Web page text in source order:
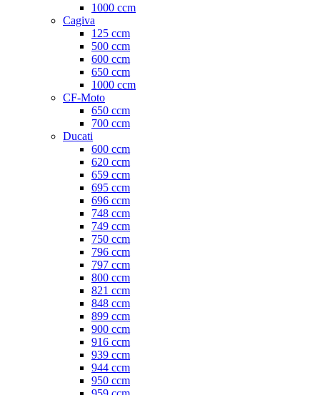
1000 ccm
Cagiva
125 ccm
500 ccm
600 ccm
650 ccm
1000 ccm
CF-Moto
650 ccm
700 ccm
Ducati
600 ccm
620 ccm
659 ccm
695 ccm
696 ccm
748 ccm
749 ccm
750 ccm
796 ccm
797 ccm
800 ccm
821 ccm
848 ccm
899 ccm
900 ccm
916 ccm
939 ccm
944 ccm
950 ccm